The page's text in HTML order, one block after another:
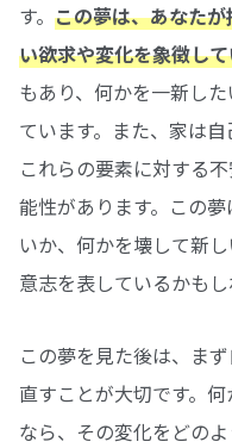
す。 この夢は、あなた
い欲求や変化を象徴し
もあり、何かを一新し
ています。また、家は
これらの要素に対する
能性があります。この
いか、何かを壊して新
意志を表しているかもし
この夢を見た後は、ま
直すことが大切です。
なら、その変化をどの